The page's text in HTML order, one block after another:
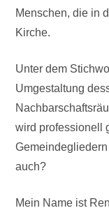
Menschen, die in
Kirche.
Unter dem
Umgestaltung
wird professionell
auch?
Mein Name ist